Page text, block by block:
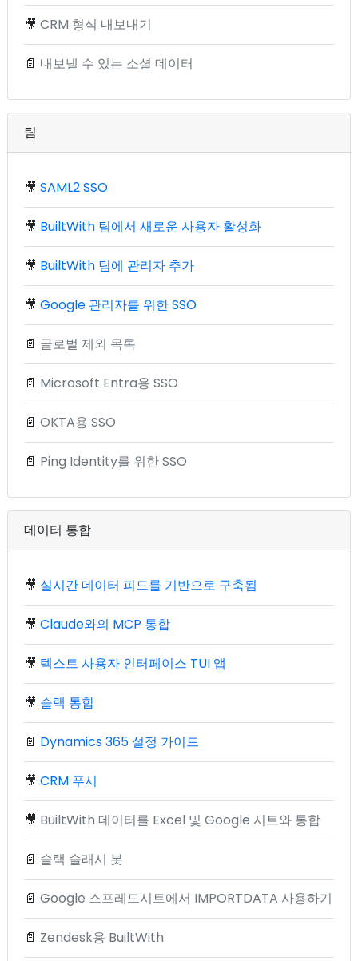
🎥 CRM 형식 내보내기
📄 내보낼 수 있는 소셜 데이터
팀
🎥 SAML2 SSO
🎥 BuiltWith 팀에서 새로운 사용자 활성화
🎥 BuiltWith 팀에 관리자 추가
🎥 Google 관리자를 위한 SSO
📄 글로벌 제외 목록
📄 Microsoft Entra용 SSO
📄 OKTA용 SSO
📄 Ping Identity를 위한 SSO
데이터 통합
🎥 실시간 데이터 피드를 기반으로 구축됨
🎥 Claude와의 MCP 통합
🎥 텍스트 사용자 인터페이스 TUI 앱
🎥 슬랙 통합
📄 Dynamics 365 설정 가이드
🎥 CRM 푸시
🎥 BuiltWith 데이터를 Excel 및 Google 시트와 통합
📄 슬랙 슬래시 봇
📄 Google 스프레드시트에서 IMPORTDATA 사용하기
📄 Zendesk용 BuiltWith